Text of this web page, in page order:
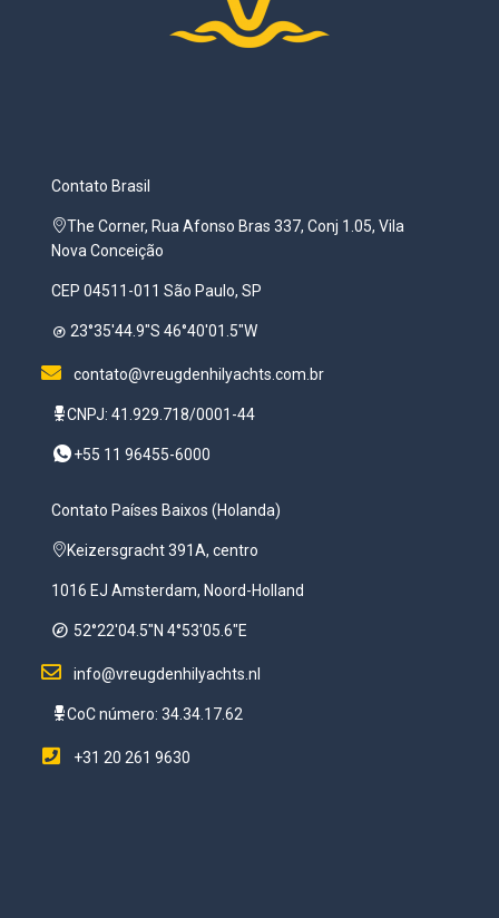
Contato Brasil
The Corner, Rua Afonso Bras 337, Conj 1.05, Vila
Nova Conceição
CEP 04511-011 São Paulo, SP
23°35'44.9"S 46°40'01.5"W
contato@vreugdenhilyachts.com.br
CNPJ: 41.929.718/0001-44
+55 11 96455-6000
Contato Países Baixos (Holanda)
Keizersgracht 391A, centro
1016 EJ Amsterdam, Noord-Holland
52°22'04.5"N 4°53'05.6"E
info@vreugdenhilyachts.nl
CoC número: 34.34.17.62
+31 20 261 9630